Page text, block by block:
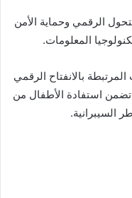
الرقمي وحماية الأمن
المعلومات.
بالانفتاح الرقمي
تضمن استفادة الأطفال من
السيبرانية.